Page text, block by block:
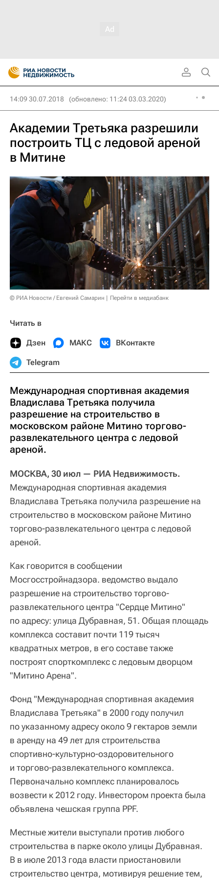
14:09 30.07.2018 (обновлено: 11:24 03.03.2020)
Академии Третьяка разрешили
построить ТЦ с ледовой ареной
в Митине
© РИА Новости / Евгений Самарин Перейти в медиабанк
Читать в
Дзен МАКС ВКонтакте
Telegram
Международная спортивная академия
Владислава Третьяка получила
разрешение на строительство в
московском районе Митино торгово-
развлекательного центра с ледовой
ареной.
МОСКВА, 30 июл — РИА Недвижимость.
Международная спортивная академия
Владислава Третьяка получила разрешение на
строительство в московском районе Митино
торгово-развлекательного центра с ледовой
ареной.
Как говорится в сообщении
Мосгосстройнадзора. ведомство выдало
разрешение на строительство торгово-
развлекательного центра "Сердце Митино"
по адресу: улица Дубравная, 51. Общая площадь
комплекса составит почти 119 тысяч
квадратных метров, в его составе также
построят спорткомплекс с ледовым дворцом
"Митино Арена".
Фонд "Международная спортивная академия
Владислава Третьяка" в 2000 году получил
по указанному адресу около 9 гектаров земли
в аренду на 49 лет для строительства
спортивно-культурно-оздоровительного
и торгово-развлекательного комплекса.
Первоначально комплекс планировалось
возвести к 2012 году. Инвестором проекта была
объявлена чешская группа PPF.
Местные жители выступали против любого
строительства в парке около улицы Дубравная.
В в июле 2013 года власти приостановили
строительство центра, мотивируя решение тем,